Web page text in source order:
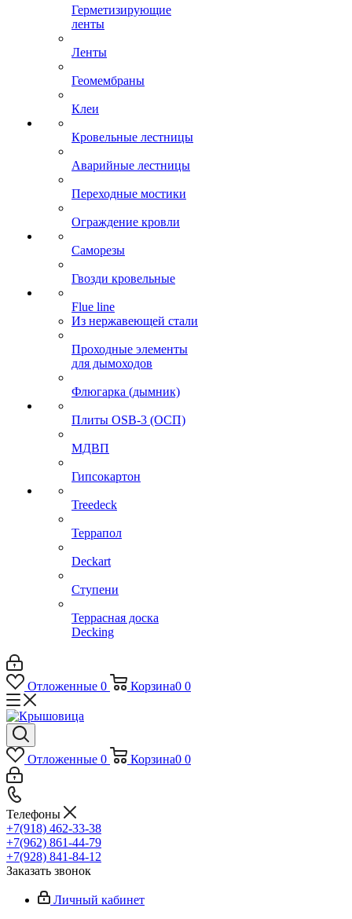
Герметизирующие
ленты
Ленты
Геомембраны
Клеи
Кровельные лестницы
Аварийные лестницы
Переходные мостики
Ограждение кровли
Саморезы
Гвозди кровельные
Flue line
Из нержавеющей стали
Проходные элементы
для дымоходов
Флюгарка (дымник)
Плиты OSB-3 (ОСП)
МДВП
Гипсокартон
Treedeck
Террапол
Deckart
Ступени
Террасная доска
Decking
Отложенные 0 Корзина0 0
Отложенные 0 Корзина0 0
Телефоны
+7(918) 462-33-38
+7(962) 861-44-79
+7(928) 841-84-12
Заказать звонок
Личный кабинет